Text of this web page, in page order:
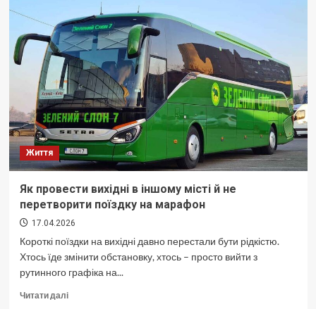
готуються
до
опалювального
сезону
навесні:
аналітика
2026
Життя
Як провести вихідні в іншому місті й не
перетворити поїздку на марафон
17.04.2026
Короткі поїздки на вихідні давно перестали бути рідкістю.
Хтось їде змінити обстановку, хтось – просто вийти з
рутинного графіка на...
Читати даліДокладніше